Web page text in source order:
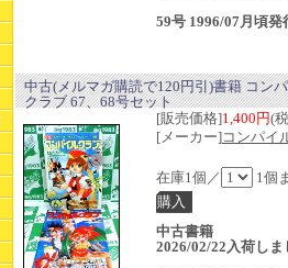
59号 1996/07月頃発
中古(メルマガ購読で120円引)書籍 コン
クラブ 67、68号セット
[販売価格]1,400円(
[メーカー]コンパイ
在庫1個／ 1個
中古書籍
2026/02/22入荷しま